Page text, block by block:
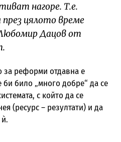
нагоре. Т.е.
цялото време
Дацов от
за реформи отдавна е
би било „много добре“ да се
с който да се
(ресурс – резултати) и да